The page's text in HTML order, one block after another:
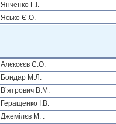
Янченко Г.І.
Ясько Є.О.
Алєксєєв С.О.
Бондар М.Л.
В’ятрович В.М.
Геращенко І.В.
Джемілєв М. .